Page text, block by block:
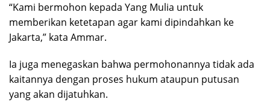
“Kami bermohon kepada Yang Mulia untuk
memberikan ketetapan agar kami dipindahkan ke
Jakarta,” kata Ammar.
Ia juga menegaskan bahwa permohonannya tidak ada
kaitannya dengan proses hukum ataupun putusan
yang akan dijatuhkan.